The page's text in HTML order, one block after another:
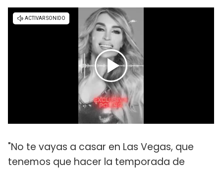
"No te vayas a casar en Las Vegas, que
tenemos que hacer la temporada de